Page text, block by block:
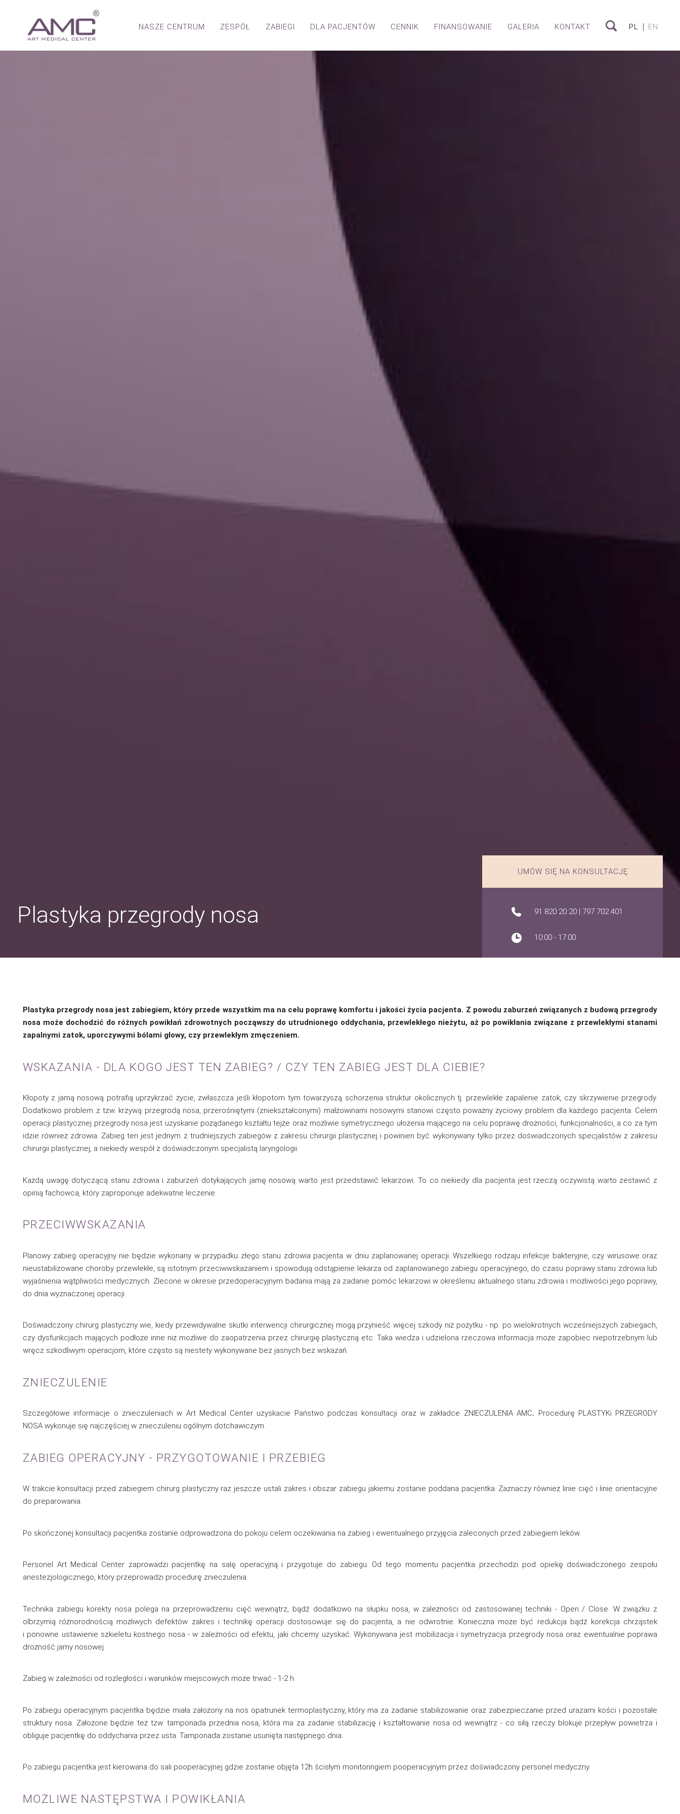
NASZE CENTRUM ZESPÓŁ ZABIEGI DLA PACJENTÓW CENNIK FINANSOWANIE GALERIA KONTAKT PL EN
Plastyka przegrody nosa
UMÓW SIĘ NA KONSULTACJĘ
91 820 20 20 | 797 702 401
10:00 - 17:00
Plastyka przegrody nosa jest zabiegiem, który przede wszystkim ma na celu poprawę komfortu i jakości życia pacjenta. Z powodu zaburzeń związanych z budową przegrody
nosa może dochodzić do różnych powikłań zdrowotnych począwszy do utrudnionego oddychania, przewlekłego nieżytu, aż po powikłania związane z przewlekłymi stanami
zapalnymi zatok, uporczywymi bólami głowy, czy przewlekłym zmęczeniem.
WSKAZANIA - DLA KOGO JEST TEN ZABIEG? / CZY TEN ZABIEG JEST DLA CIEBIE?
Kłopoty z jamą nosową potrafią uprzykrzać życie, zwłaszcza jeśli kłopotom tym towarzyszą schorzenia struktur okolicznych tj. przewlekłe zapalenie zatok, czy skrzywienie przegrody.
Dodatkowo problem z tzw. krzywą przegrodą nosa, przerośniętymi (zniekształconymi) małżowinami nosowymi stanowi często poważny życiowy problem dla każdego pacjenta. Celem
operacji plastycznej przegrody nosa jest uzyskanie pożądanego kształtu tejże oraz możliwie symetrycznego ułożenia mającego na celu poprawę drożności, funkcjonalności, a co za tym
idzie również zdrowia. Zabieg ten jest jednym z trudniejszych zabiegów z zakresu chirurgii plastycznej i powinien być wykonywany tylko przez doświadczonych specjalistów z zakresu
chirurgii plastycznej, a niekiedy wespół z doświadczonym specjalistą laryngologii.
Każdą uwagę dotyczącą stanu zdrowia i zaburzeń dotykających jamę nosową warto jest przedstawić lekarzowi. To co niekiedy dla pacjenta jest rzeczą oczywistą warto zestawić z
opinią fachowca, który zaproponuje adekwatne leczenie.
PRZECIWWSKAZANIA
Planowy zabieg operacyjny nie będzie wykonany w przypadku złego stanu zdrowia pacjenta w dniu zaplanowanej operacji. Wszelkiego rodzaju infekcje bakteryjne, czy wirusowe oraz
nieustabilizowane choroby przewlekłe, są istotnym przeciwwskazaniem i spowodują odstąpienie lekarza od zaplanowanego zabiegu operacyjnego, do czasu poprawy stanu zdrowia lub
wyjaśnienia wątpliwości medycznych. Zlecone w okresie przedoperacyjnym badania mają za zadanie pomóc lekarzowi w określeniu aktualnego stanu zdrowia i możliwości jego poprawy,
do dnia wyznaczonej operacji.
Doświadczony chirurg plastyczny wie, kiedy przewidywalne skutki interwencji chirurgicznej mogą przynieść więcej szkody niż pożytku - np. po wielokrotnych wcześniejszych zabiegach,
czy dysfunkcjach mających podłoże inne niż możliwe do zaopatrzenia przez chirurgię plastyczną etc. Taka wiedza i udzielona rzeczowa informacja może zapobiec niepotrzebnym lub
wręcz szkodliwym operacjom, które często są niestety wykonywane bez jasnych bez wskazań.
ZNIECZULENIE
Szczegółowe informacje o znieczuleniach w Art Medical Center uzyskacie Państwo podczas konsultacji oraz w zakładce ZNIECZULENIA AMC. Procedurę PLASTYKi PRZEGRODY
NOSA wykonuje się najczęściej w znieczuleniu ogólnym dotchawiczym.
ZABIEG OPERACYJNY - PRZYGOTOWANIE I PRZEBIEG
W trakcie konsultacji przed zabiegiem chirurg plastyczny raz jeszcze ustali zakres i obszar zabiegu jakiemu zostanie poddana pacjentka. Zaznaczy również linie cięć i linie orientacyjne
do preparowania.
Po skończonej konsultacji pacjentka zostanie odprowadzona do pokoju celem oczekiwania na zabieg i ewentualnego przyjęcia zaleconych przed zabiegiem leków.
Personel Art Medical Center zaprowadzi pacjentkę na salę operacyjną i przygotuje do zabiegu. Od tego momentu pacjentka przechodzi pod opiekę doświadczonego zespołu
anestezjologicznego, który przeprowadzi procedurę znieczulenia.
Technika zabiegu korekty nosa polega na przeprowadzeniu cięć wewnątrz, bądź dodatkowo na słupku nosa, w zależności od zastosowanej techniki - Open / Close. W związku z
olbrzymią różnorodnością możliwych defektów zakres i technikę operacji dostosowuje się do pacjenta, a nie odwrotnie. Konieczna może być redukcja bądź korekcja chrząstek
i ponowne ustawienie szkieletu kostnego nosa - w zależności od efektu, jaki chcemy uzyskać. Wykonywana jest mobilizacja i symetryzacja przegrody nosa oraz ewentualnie poprawa
drożność jamy nosowej.
Zabieg w zależności od rozległości i warunków miejscowych może trwać - 1-2 h
Po zabiegu operacyjnym pacjentka będzie miała założony na nos opatrunek termoplastyczny, który ma za zadanie stabilizowanie oraz zabezpieczanie przed urazami kości i pozostałe
struktury nosa. Założone będzie też tzw. tamponada przednia nosa, która ma za zadanie stabilizację i kształtowanie nosa od wewnątrz - co siłą rzeczy blokuje przepływ powietrza i
obliguje pacjentkę do oddychania przez usta. Tamponada zostanie usunięta następnego dnia.
Po zabiegu pacjentka jest kierowana do sali pooperacyjnej gdzie zostanie objęta 12h ścisłym monitoringiem pooperacyjnym przez doświadczony personel medyczny.
MOŻLIWE NASTĘPSTWA I POWIKŁANIA